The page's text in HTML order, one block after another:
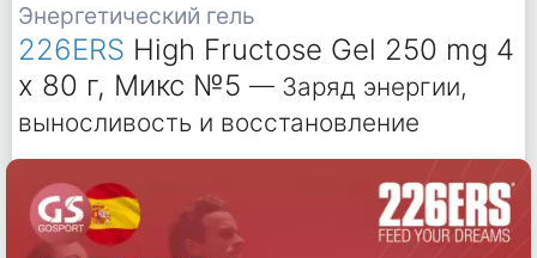
Энергетический гель
226ERS High Fructose Gel 250 mg 4
x 80 г, Микс №5 — Заряд энергии,
выносливость и восстановление